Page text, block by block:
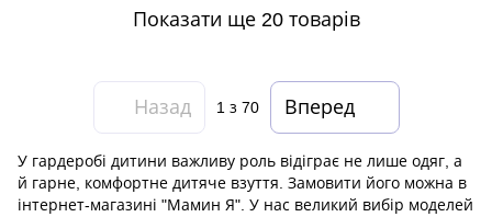
Показати ще 20 товарів
Назад 1 з 70 Вперед
У гардеробі дитини важливу роль відіграє не лише одяг, а
й гарне, комфортне дитяче взуття. Замовити його можна в
інтернет-магазині "Мамин Я". У нас великий вибір моделей